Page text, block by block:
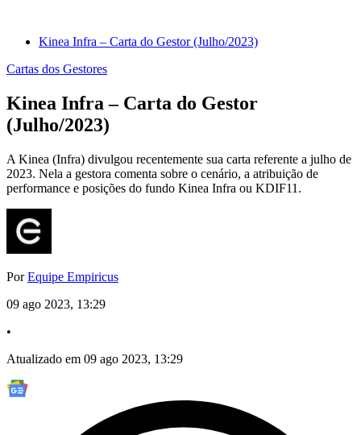
Kinea Infra – Carta do Gestor (Julho/2023)
Cartas dos Gestores
Kinea Infra – Carta do Gestor
(Julho/2023)
A Kinea (Infra) divulgou recentemente sua carta referente a julho de
2023. Nela a gestora comenta sobre o cenário, a atribuição de
performance e posições do fundo Kinea Infra ou KDIF11.
PorEquipe Empiricus
09 ago 2023, 13:29
•
Atualizado em 09 ago 2023, 13:29